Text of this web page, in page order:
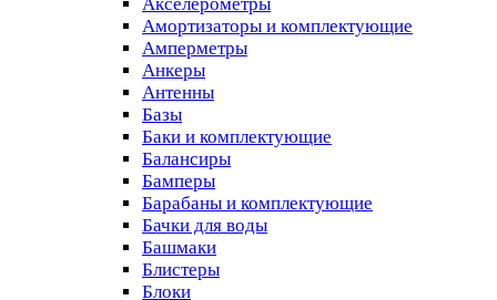
Амортизаторы и комплектующие
Амперметры
Анкеры
Антенны
Базы
Баки и комплектующие
Балансиры
Бамперы
Барабаны и комплектующие
Бачки для воды
Башмаки
Блистеры
Блоки